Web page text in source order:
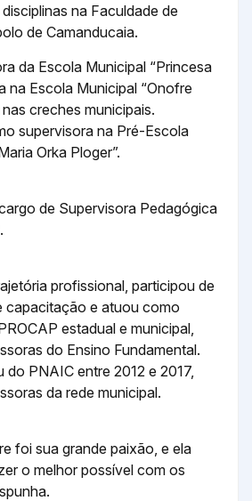
na Faculdade de
de Camanducaia.
da Escola Municipal “Princesa
na Escola Municipal “Onofre
creches municipais.
supervisora na Pré-Escola
Orka Ploger”.
de Supervisora Pedagógica
profissional, participou de
capacitação e atuou como
estadual e municipal,
do Ensino Fundamental.
do PNAIC entre 2012 e 2017,
da rede municipal.
foi sua grande paixão, e ela
o melhor possível com os